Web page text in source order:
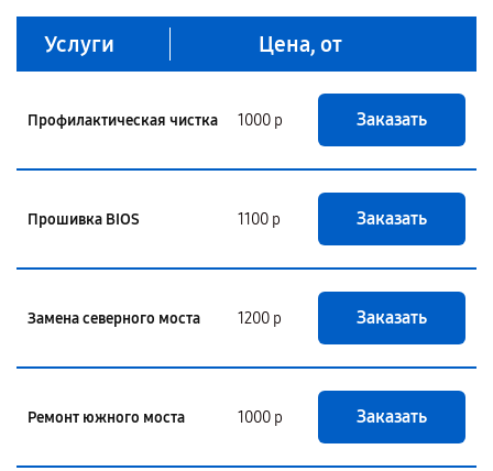
Услуги Цена, от
Профилактическая чистка 1000 р Заказать
Прошивка BIOS 1100 р Заказать
Замена северного моста 1200 р Заказать
Ремонт южного моста 1000 р Заказать